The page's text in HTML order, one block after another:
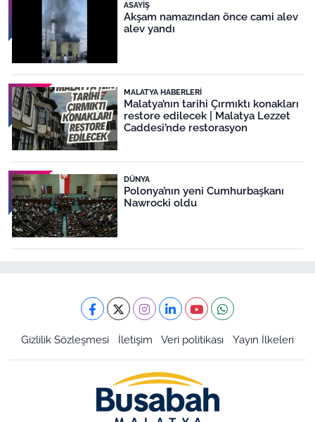
ASAYIŞ
Akşam namazından önce cami alev
alev yandı
MALATYA HABERLERI
Malatya’nın tarihi Çırmıktı konakları
restore edilecek | Malatya Lezzet
Caddesi’nde restorasyon
DÜNYA
Polonya’nın yeni Cumhurbaşkanı
Nawrocki oldu
Gizlilik Sözleşmesi İletişim Veri politikası Yayın İlkeleri